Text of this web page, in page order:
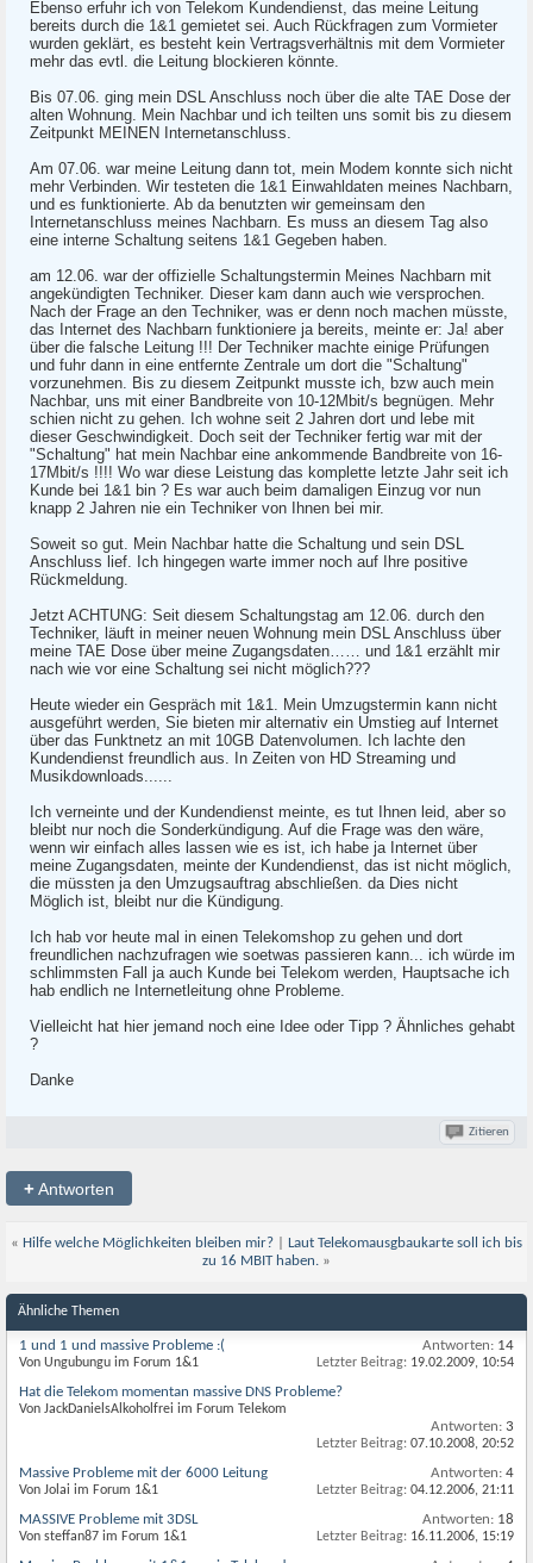
Ebenso erfuhr ich von Telekom Kundendienst, das meine Leitung
bereits durch die 1&1 gemietet sei. Auch Rückfragen zum Vormieter
wurden geklärt, es besteht kein Vertragsverhältnis mit dem Vormieter
mehr das evtl. die Leitung blockieren könnte.
Bis 07.06. ging mein DSL Anschluss noch über die alte TAE Dose der
alten Wohnung. Mein Nachbar und ich teilten uns somit bis zu diesem
Zeitpunkt MEINEN Internetanschluss.
Am 07.06. war meine Leitung dann tot, mein Modem konnte sich nicht
mehr Verbinden. Wir testeten die 1&1 Einwahldaten meines Nachbarn,
und es funktionierte. Ab da benutzten wir gemeinsam den
Internetanschluss meines Nachbarn. Es muss an diesem Tag also
eine interne Schaltung seitens 1&1 Gegeben haben.
am 12.06. war der offizielle Schaltungstermin Meines Nachbarn mit
angekündigten Techniker. Dieser kam dann auch wie versprochen.
Nach der Frage an den Techniker, was er denn noch machen müsste,
das Internet des Nachbarn funktioniere ja bereits, meinte er: Ja! aber
über die falsche Leitung !!! Der Techniker machte einige Prüfungen
und fuhr dann in eine entfernte Zentrale um dort die "Schaltung"
vorzunehmen. Bis zu diesem Zeitpunkt musste ich, bzw auch mein
Nachbar, uns mit einer Bandbreite von 10-12Mbit/s begnügen. Mehr
schien nicht zu gehen. Ich wohne seit 2 Jahren dort und lebe mit
dieser Geschwindigkeit. Doch seit der Techniker fertig war mit der
"Schaltung" hat mein Nachbar eine ankommende Bandbreite von 16-
17Mbit/s !!!! Wo war diese Leistung das komplette letzte Jahr seit ich
Kunde bei 1&1 bin ? Es war auch beim damaligen Einzug vor nun
knapp 2 Jahren nie ein Techniker von Ihnen bei mir.
Soweit so gut. Mein Nachbar hatte die Schaltung und sein DSL
Anschluss lief. Ich hingegen warte immer noch auf Ihre positive
Rückmeldung.
Jetzt ACHTUNG: Seit diesem Schaltungstag am 12.06. durch den
Techniker, läuft in meiner neuen Wohnung mein DSL Anschluss über
meine TAE Dose über meine Zugangsdaten…… und 1&1 erzählt mir
nach wie vor eine Schaltung sei nicht möglich???
Heute wieder ein Gespräch mit 1&1. Mein Umzugstermin kann nicht
ausgeführt werden, Sie bieten mir alternativ ein Umstieg auf Internet
über das Funktnetz an mit 10GB Datenvolumen. Ich lachte den
Kundendienst freundlich aus. In Zeiten von HD Streaming und
Musikdownloads......
Ich verneinte und der Kundendienst meinte, es tut Ihnen leid, aber so
bleibt nur noch die Sonderkündigung. Auf die Frage was den wäre,
wenn wir einfach alles lassen wie es ist, ich habe ja Internet über
meine Zugangsdaten, meinte der Kundendienst, das ist nicht möglich,
die müssten ja den Umzugsauftrag abschließen. da Dies nicht
Möglich ist, bleibt nur die Kündigung.
Ich hab vor heute mal in einen Telekomshop zu gehen und dort
freundlichen nachzufragen wie soetwas passieren kann... ich würde im
schlimmsten Fall ja auch Kunde bei Telekom werden, Hauptsache ich
hab endlich ne Internetleitung ohne Probleme.
Vielleicht hat hier jemand noch eine Idee oder Tipp ? Ähnliches gehabt
?
Danke
Zitieren
+Antworten
« Hilfe welche Möglichkeiten bleiben mir?
Laut Telekomausgbaukarte soll ich bis
zu 16 MBIT haben. »
Ähnliche Themen
1 und 1 und massive Probleme :(
Von Ungubungu im Forum 1&1
Antworten: 14
Letzter Beitrag: 19.02.2009, 10:54
Hat die Telekom momentan massive DNS Probleme?
Von JackDanielsAlkoholfrei im Forum Telekom
Antworten: 3
Letzter Beitrag: 07.10.2008, 20:52
Massive Probleme mit der 6000 Leitung
Von Jolai im Forum 1&1
Antworten: 4
Letzter Beitrag: 04.12.2006, 21:11
MASSIVE Probleme mit 3DSL
Von steffan87 im Forum 1&1
Antworten: 18
Letzter Beitrag: 16.11.2006, 15:19